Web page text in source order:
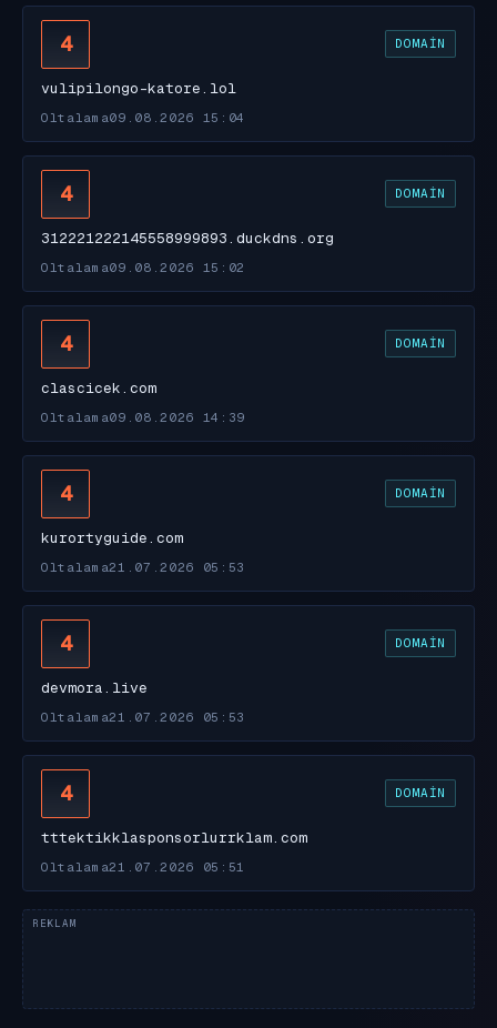
4 DOMAIN
vulipilongo-katore.lol
Oltalama09.08.2026 15:04
4 DOMAIN
312221222145558999893.duckdns.org
Oltalama09.08.2026 15:02
4 DOMAIN
clascicek.com
Oltalama09.08.2026 14:39
4 DOMAIN
kurortyguide.com
Oltalama21.07.2026 05:53
4 DOMAIN
devmora.live
Oltalama21.07.2026 05:53
4 DOMAIN
tttektikklasponsorlurrklam.com
Oltalama21.07.2026 05:51